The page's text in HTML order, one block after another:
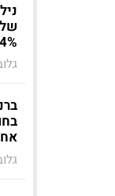
14% ומתקרבת